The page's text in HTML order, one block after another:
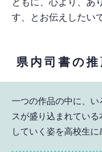
ともに、心より、あ
す、とお伝えしたい
県内司書の推
一つの作品の中に、
スが盛り込まれてい
していく姿を高校生に